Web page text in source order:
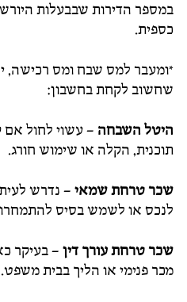
במספר הדירות שבבעלות
כספית.
*ומעבר למס שבח ומס רכישה,
שחשוב לקחת בחשבון:
היטל השבחה – עשוי לחול אם
תוכנית, הקלה או שימוש חורג.
שכר טרחת שמאי – נדרש
לנכס או לשמש בסיס
שכר טרחת עורך דין – בעיקר
מכר פנימי או הליך בבית משפט.